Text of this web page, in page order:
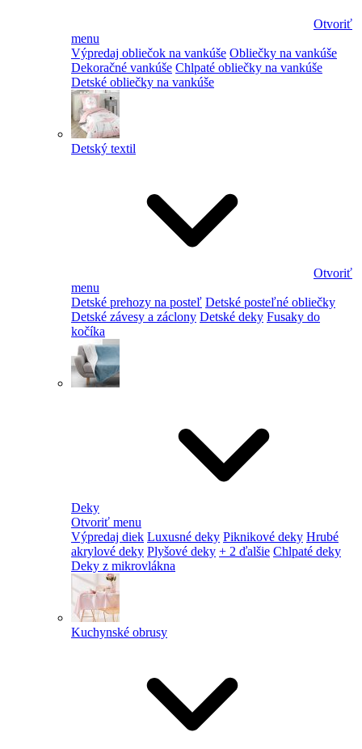
Otvoriť
menu
Výpredaj obliečok na vankúše Obliečky na vankúše
Dekoračné vankúše Chlpaté obliečky na vankúše
Detské obliečky na vankúše
Detský textil
Otvoriť
menu
Detské prehozy na posteľ Detské posteľné obliečky
Detské závesy a záclony Detské deky Fusaky do
kočíka
Deky
Otvoriť menu
Výpredaj diek Luxusné deky Piknikové deky Hrubé
akrylové deky Plyšové deky + 2 ďalšie Chlpaté deky
Deky z mikrovlákna
Kuchynské obrusy